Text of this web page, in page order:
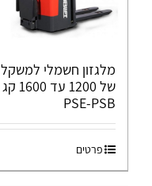
מלגזון חשמלי למשקל
של 1200 עד 1600 קג
PSE-PSB
פרטים